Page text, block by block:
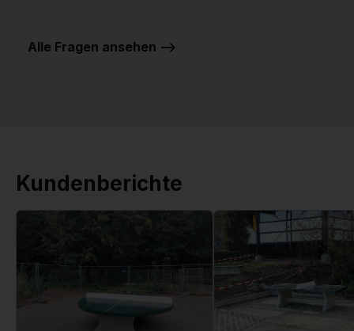
Alle Fragen ansehen -->
Kundenberichte